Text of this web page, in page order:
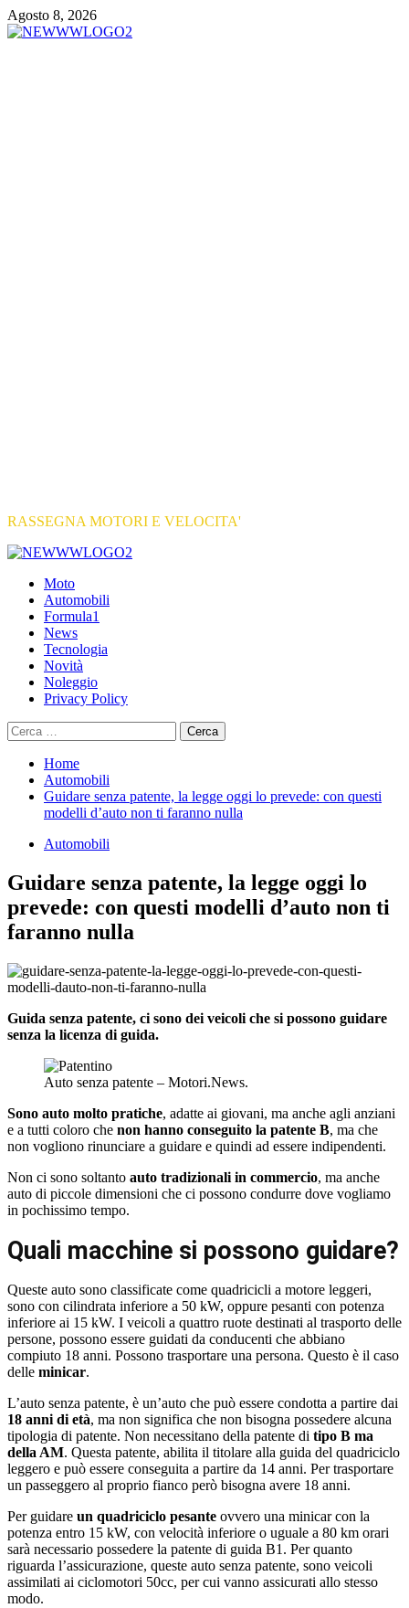
Vai
al
Agosto 8, 2026
RASSEGNA MOTORI E VELOCITA'
Primary
Moto
Automobili
Formula1
News
Tecnologia
Novità
Noleggio
Privacy Policy
Ricerca
per:
Home
Automobili
Guidare senza patente, la legge oggi lo prevede: con questi
modelli d’auto non ti faranno nulla
Automobili
Guidare senza patente, la legge oggi lo
prevede: con questi modelli d’auto non ti
faranno nulla
Guida senza patente, ci sono dei veicoli che si possono guidare
senza la licenza di guida.
Auto senza patente – Motori.News.
Sono auto molto pratiche, adatte ai giovani, ma anche agli anziani
e a tutti coloro che non hanno conseguito la patente B, ma che
non vogliono rinunciare a guidare e quindi ad essere indipendenti.
Non ci sono soltanto auto tradizionali in commercio, ma anche
auto di piccole dimensioni che ci possono condurre dove vogliamo
in pochissimo tempo.
Quali macchine si possono guidare?
Queste auto sono classificate come quadricicli a motore leggeri,
sono con cilindrata inferiore a 50 kW, oppure pesanti con potenza
inferiore ai 15 kW. I veicoli a quattro ruote destinati al trasporto delle
persone, possono essere guidati da conducenti che abbiano
compiuto 18 anni. Possono trasportare una persona. Questo è il caso
delle minicar.
L’auto senza patente, è un’auto che può essere condotta a partire dai
18 anni di età, ma non significa che non bisogna possedere alcuna
tipologia di patente. Non necessitano della patente di tipo B ma
della AM. Questa patente, abilita il titolare alla guida del quadriciclo
leggero e può essere conseguita a partire da 14 anni. Per trasportare
un passeggero al proprio fianco però bisogna avere 18 anni.
Per guidare un quadriciclo pesante ovvero una minicar con la
potenza entro 15 kW, con velocità inferiore o uguale a 80 km orari
sarà necessario possedere la patente di guida B1. Per quanto
riguarda l’assicurazione, queste auto senza patente, sono veicoli
assimilati ai ciclomotori 50cc, per cui vanno assicurati allo stesso
modo.